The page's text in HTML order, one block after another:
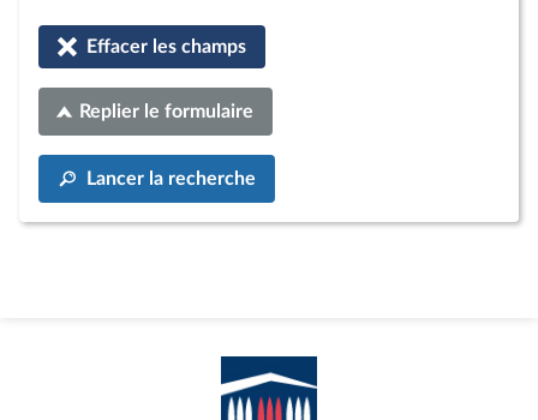
Effacer les champs
Replier le formulaire
Lancer la recherche